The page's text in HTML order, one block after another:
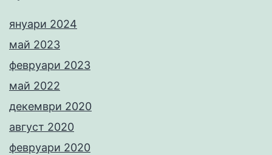
януари 2024
май 2023
февруари 2023
май 2022
декември 2020
август 2020
февруари 2020